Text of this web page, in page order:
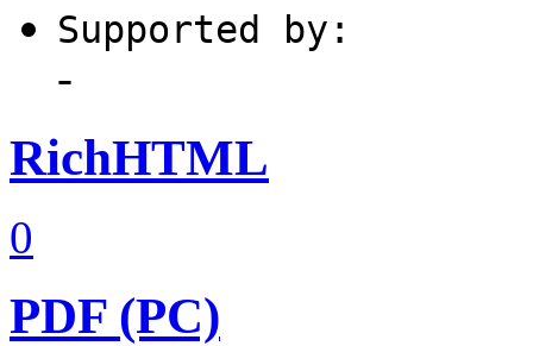
Supported by:
-
RichHTML
0
PDF (PC)